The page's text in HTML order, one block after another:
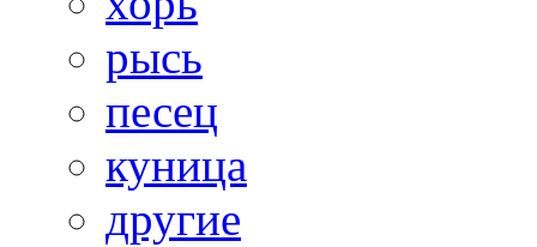
рысь
песец
куница
другие